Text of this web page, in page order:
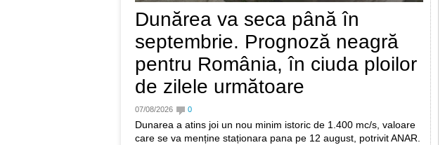
Dunărea va seca până în
septembrie. Prognoză neagră
pentru România, în ciuda ploilor
de zilele următoare
07/08/2026 0
Dunarea a atins joi un nou minim istoric de 1.400 mc/s, valoare
care se va menține staționara pana pe 12 august, potrivit ANAR.